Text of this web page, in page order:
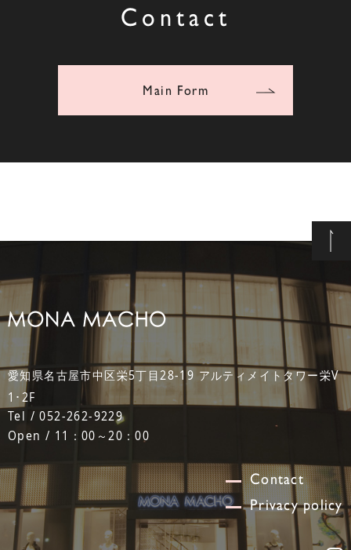
Contact
Main Form
愛知県名古屋市中区栄5丁目28-19 アルティメイトタワー栄V
1･2F
Tel / 052-262-9229
Open / 11：00～20：00
Contact
Privacy policy